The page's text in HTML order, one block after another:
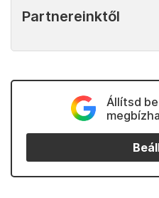
Partnereinktől
Állítsd